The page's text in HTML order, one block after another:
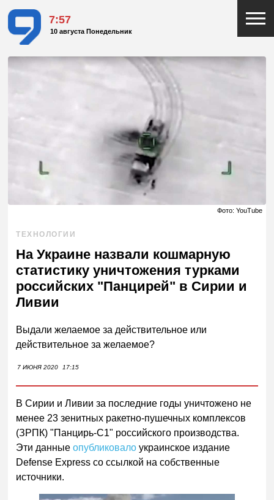
7:57
10 августа Понедельник
Фото: YouTube
ТЕХНОЛОГИИ
На Украине назвали кошмарную
статистику уничтожения турками
российских "Панцирей" в Сирии и
Ливии
Выдали желаемое за действительное или
действительное за желаемое?
7 ИЮНЯ 2020 17:15
В Сирии и Ливии за последние годы уничтожено не
менее 23 зенитных ракетно-пушечных комплексов
(ЗРПК) "Панцирь-С1" российского производства.
Эти данные опубликовало украинское издание
Defense Express со ссылкой на собственные
источники.